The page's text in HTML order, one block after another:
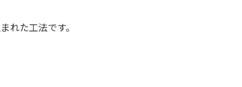
れた工法です。